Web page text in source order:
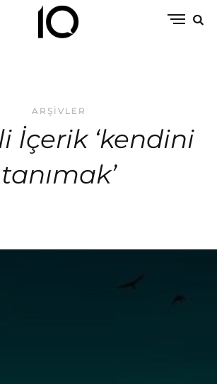
ARŞIVLER
İçerik ‘kendini
tanımak’